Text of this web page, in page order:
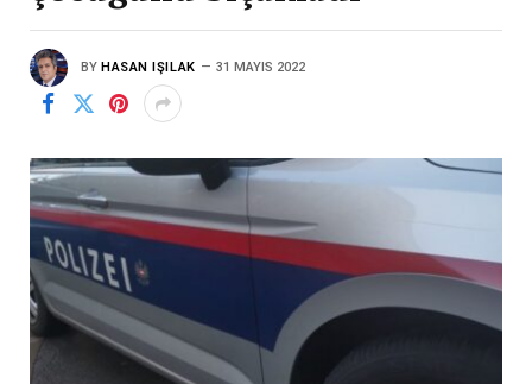
BY HASAN IŞILAK 31 MAYIS 2022